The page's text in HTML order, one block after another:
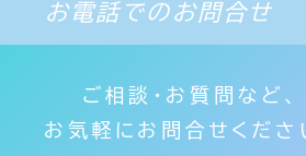
お電話でのお問合せ
ご相談・お質問など、
お気軽にお問合せくださ